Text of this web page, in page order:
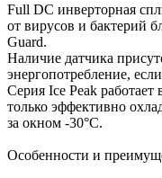
Full DC инверторная
от вирусов и бактерий
Guard.
Наличие датчика
энергопотребление,
Серия Ice Peak
только эффективно
за окном -30°С.
Особенности и